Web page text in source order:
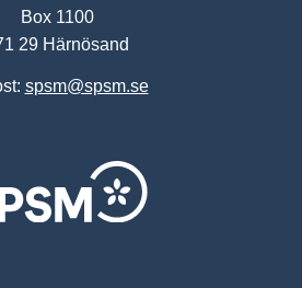
Box 1100
29 Härnösand
spsm@spsm.se